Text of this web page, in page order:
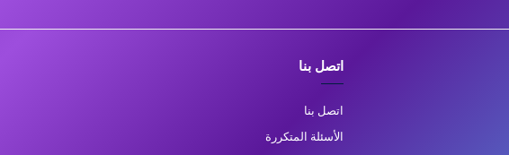
اتصل بنا
اتصل بنا
الأسئلة المتكررة